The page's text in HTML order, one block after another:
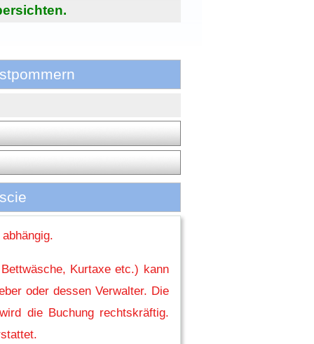
Kurtaxe etc.) kann
oder dessen Verwalter. Die
die Buchung rechtskräftig.